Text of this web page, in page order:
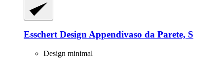
Esschert DesignAppendivaso da Parete, S
Design minimal